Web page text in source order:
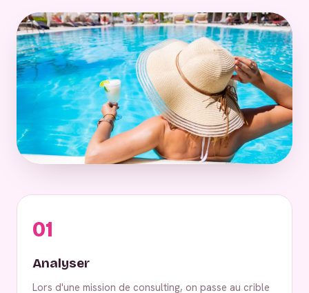
01
Analyser
Lors d'une mission de consulting, on passe au crible